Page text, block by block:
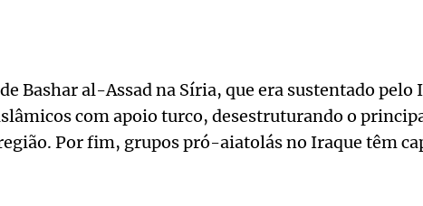
Bashar al-Assad na Síria, que era sustentado pelo
com apoio turco, desestruturando o
Por fim, grupos pró-aiatolás no Iraque têm